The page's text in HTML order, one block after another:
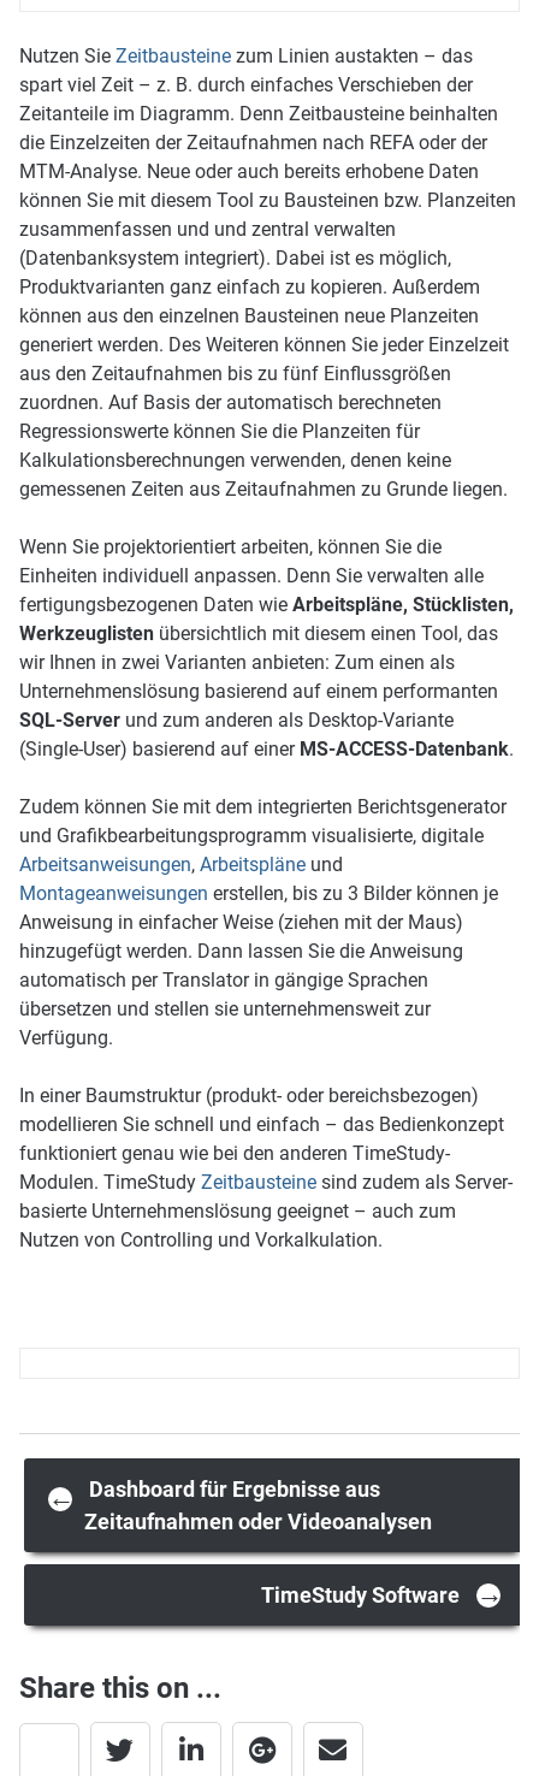
Nutzen Sie Zeitbausteinezum Linien austakten – das
spart viel Zeit – z. B. durch einfaches Verschieben der
Zeitanteile im Diagramm. Denn Zeitbausteine beinhalten
die Einzelzeiten der Zeitaufnahmen nach REFA oder der
MTM-Analyse. Neue oder auch bereits erhobene Daten
können Sie mit diesem Tool zu Bausteinen bzw. Planzeiten
zusammenfassen und und zentral verwalten
(Datenbanksystem integriert). Dabei ist es möglich,
Produktvarianten ganz einfach zu kopieren. Außerdem
können aus den einzelnen Bausteinen neue Planzeiten
generiert werden. Des Weiteren können Sie jeder Einzelzeit
aus den Zeitaufnahmen bis zu fünf Einflussgrößen
zuordnen. Auf Basis der automatisch berechneten
Regressionswerte können Sie die Planzeiten für
Kalkulationsberechnungen verwenden, denen keine
gemessenen Zeiten aus Zeitaufnahmen zu Grunde liegen.
Wenn Sie projektorientiert arbeiten, können Sie die
Einheiten individuell anpassen. Denn Sie verwalten alle
fertigungsbezogenen Daten wie Arbeitspläne, Stücklisten,
Werkzeuglistenübersichtlich mit diesem einen Tool, das
wir Ihnen in zwei Varianten anbieten: Zum einen als
Unternehmenslösung basierend auf einem performanten
SQL-Serverund zum anderen als Desktop-Variante
(Single-User) basierend auf einer MS-ACCESS-Datenbank.
Zudem können Sie mit dem integrierten Berichtsgenerator
und Grafikbearbeitungsprogramm visualisierte, digitale
Arbeitsanweisungen, Arbeitspläneund
Montageanweisungen erstellen, bis zu 3 Bilder können je
Anweisung in einfacher Weise (ziehen mit der Maus)
hinzugefügt werden. Dann lassen Sie die Anweisung
automatisch per Translator in gängige Sprachen
übersetzen und stellen sie unternehmensweit zur
Verfügung.
In einer Baumstruktur (produkt- oder bereichsbezogen)
modellieren Sie schnell und einfach – das Bedienkonzept
funktioniert genau wie bei den anderen TimeStudy-
Modulen. TimeStudy Zeitbausteinesind zudem als Server-
basierte Unternehmenslösung geeignet – auch zum
Nutzen von Controlling und Vorkalkulation.
Post
navigation
←
Dashboard für Ergebnisse aus
Zeitaufnahmen oder Videoanalysen
TimeStudy Software →
Share this on ...